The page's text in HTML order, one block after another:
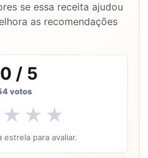
se essa receita ajudou
as recomendações
/ 5
votos
★ ★ ★
estrela para avaliar.